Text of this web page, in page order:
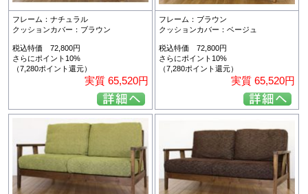
フレーム：ナチュラル
クッションカバー：ブラウン
税込特価 72,800円
さらにポイント10%
（7,280ポイント還元）
実質 65,520円
フレーム：ブラウン
クッションカバー：ベージュ
税込特価 72,800円
さらにポイント10%
（7,280ポイント還元）
実質 65,520円